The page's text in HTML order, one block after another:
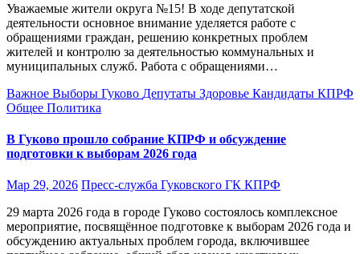
Уважаемые жители округа №15! В ходе депутатской
деятельности основное внимание уделяется работе с
обращениями граждан, решению конкретных проблем
жителей и контролю за деятельностью коммунальных и
муниципальных служб. Работа с обращениями…
Важное Выборы Гуково Депутаты Здоровье Кандидаты КПРФ
Общее Политика
В Гуково прошло собрание КПРФ и обсуждение
подготовки к выборам 2026 года
Мар 29, 2026 Пресс-служба Гуковского ГК КПРФ
29 марта 2026 года в городе Гуково состоялось комплексное
мероприятие, посвящённое подготовке к выборам 2026 года и
обсуждению актуальных проблем города, включившее